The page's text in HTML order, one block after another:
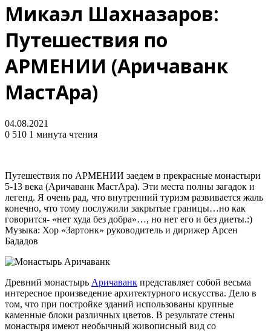
Микаэл Шахназаров:
Путешествия по
АРМЕНИИ (Аричаванк
МастАра)
04.08.2021
0 510 1 минута чтения
Путешествия по АРМЕНИИ заедем в прекрасные монастыри
5-13 века (Аричаванк МастАра). Эти места полны загадок и
легенд. Я очень рад, что внутренний туризм развивается жаль
конечно, что тому послужили закрытые границы…но как
говорится- «нет худа без добра»…, но нет его и без диеты.:)
Музыка: Хор «Зартонк» руководитель и дирижер Арсен
Бададов
Древний монастырь Аричаванк представляет собой весьма
интересное произведение архитектурного искусства. Дело в
том, что при постройке зданий использованы крупные
каменные блоки различных цветов. В результате стены
монастыря имеют необычный живописный вид со